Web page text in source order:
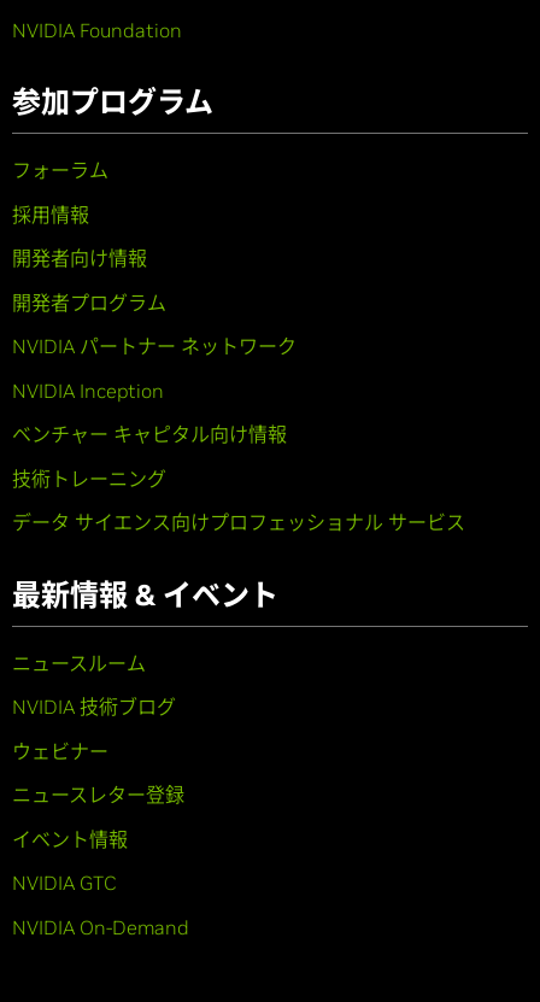
NVIDIA Foundation
参加プログラム
フォーラム
採用情報
開発者向け情報
開発者プログラム
NVIDIA パートナー ネットワーク
NVIDIA Inception
ベンチャー キャピタル向け情報
技術トレーニング
データ サイエンス向けプロフェッショナル サービス
最新情報 & イベント
ニュースルーム
NVIDIA 技術ブログ
ウェビナー
ニュースレター登録
イベント情報
NVIDIA GTC
NVIDIA On-Demand